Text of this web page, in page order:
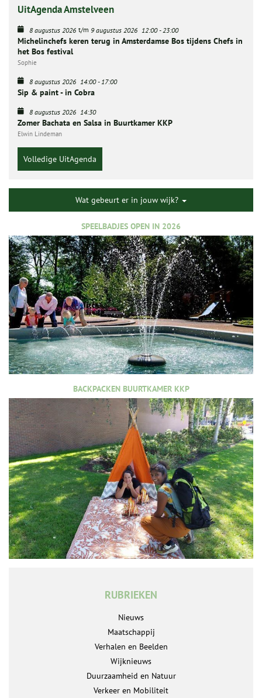
UitAgenda Amstelveen
8 augustus 2026 t/m 9 augustus 2026 12:00-23:00
Michelinchefs keren terug in Amsterdamse Bos tijdens Chefs in
het Bos festival
Sophie
8 augustus 2026 14:00-17:00
Sip & paint - in Cobra
8 augustus 2026 14:30
Zomer Bachata en Salsa in Buurtkamer KKP
Elwin Lindeman
Volledige UitAgenda
Wat gebeurt er in jouw wijk?
SPEELBADJES OPEN IN 2026
BACKPACKEN BUURTKAMER KKP
RUBRIEKEN
Nieuws
Maatschappij
Verhalen en Beelden
Wijknieuws
Duurzaamheid en Natuur
Verkeer en Mobiliteit